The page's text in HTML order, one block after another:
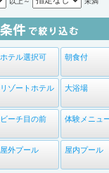
ホテル選択可 朝食付
リゾートホテル 大浴場
ビーチ目の前 体験メニュ
屋外プール 屋内プール